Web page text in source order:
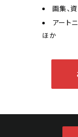
画集、
アート
ほか